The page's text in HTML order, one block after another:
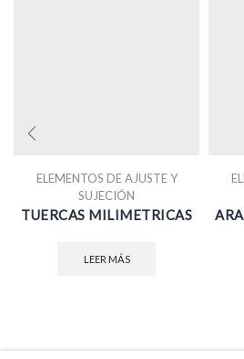
ELEMENTOS DE AJUSTE Y
SUJECIÓN
TUERCAS MILIMETRICAS
LEER MÁS